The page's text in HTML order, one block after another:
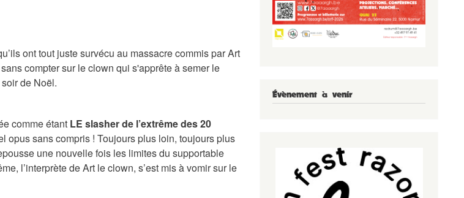
ont tout juste survécu au massacre commis par Art
compter sur le clown qui s'apprête à semer le
de Noël.
comme étant LE slasher de l’extrême des 20
opus sans compris ! Toujours plus loin, toujours plus
une nouvelle fois les limites du supportable
l’interprète de Art le clown, s’est mis à vomir sur le
Évènement à venir